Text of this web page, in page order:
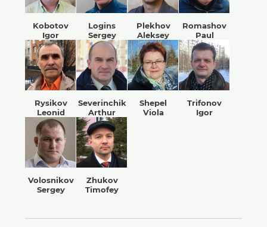
Kobotov
Igor
Logins
Sergey
Plekhov
Aleksey
Romashov
Paul
Rysikov
Leonid
Severinchik
Arthur
Shepel
Viola
Trifonov
Igor
Volosnikov
Sergey
Zhukov
Timofey